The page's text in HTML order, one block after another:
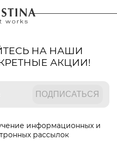
НА НАШИ
АКЦИИ!
информационных и
рассылок